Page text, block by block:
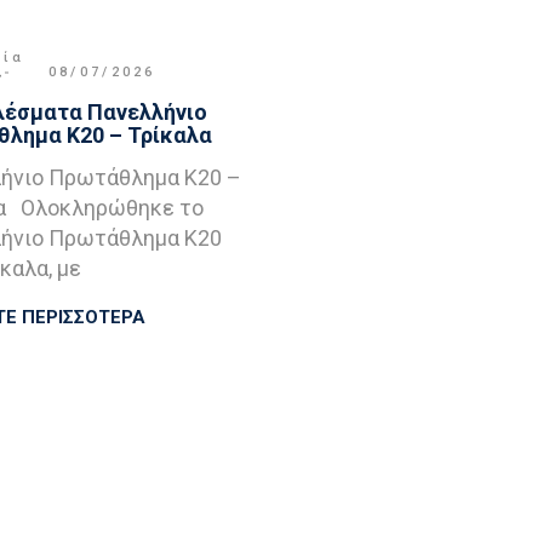
, 08/07/2026
Πανελλήνιο
Κ20 – Τρίκαλα
Πρωτάθλημα Κ20 –
Ολοκληρώθηκε το
Πρωτάθλημα Κ20
με
ΠΕΡΙΣΣΟΤΕΡΑ